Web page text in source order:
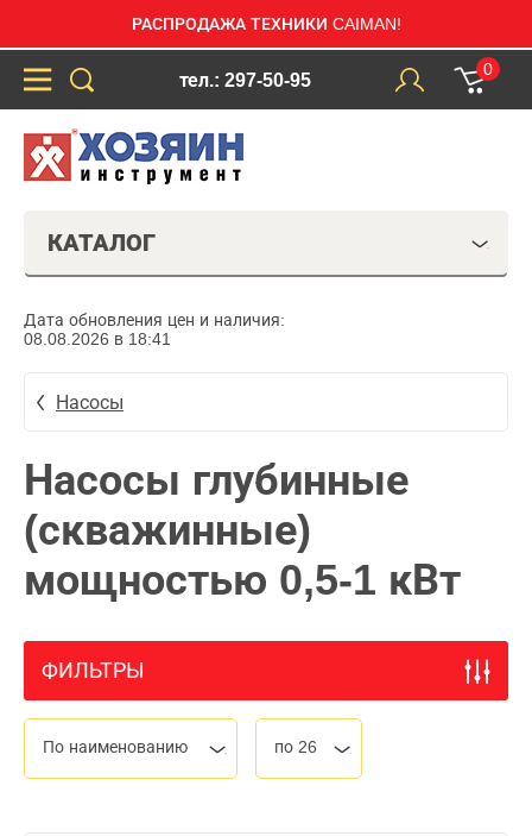
РАСПРОДАЖА ТЕХНИКИ CAIMAN!
тел.: 297-50-95
0
КАТАЛОГ
Дата обновления цен и наличия:
08.08.2026 в 18:41
Насосы
Насосы глубинные
(скважинные)
мощностью 0,5-1 кВт
ФИЛЬТРЫ
По наименованию по 26